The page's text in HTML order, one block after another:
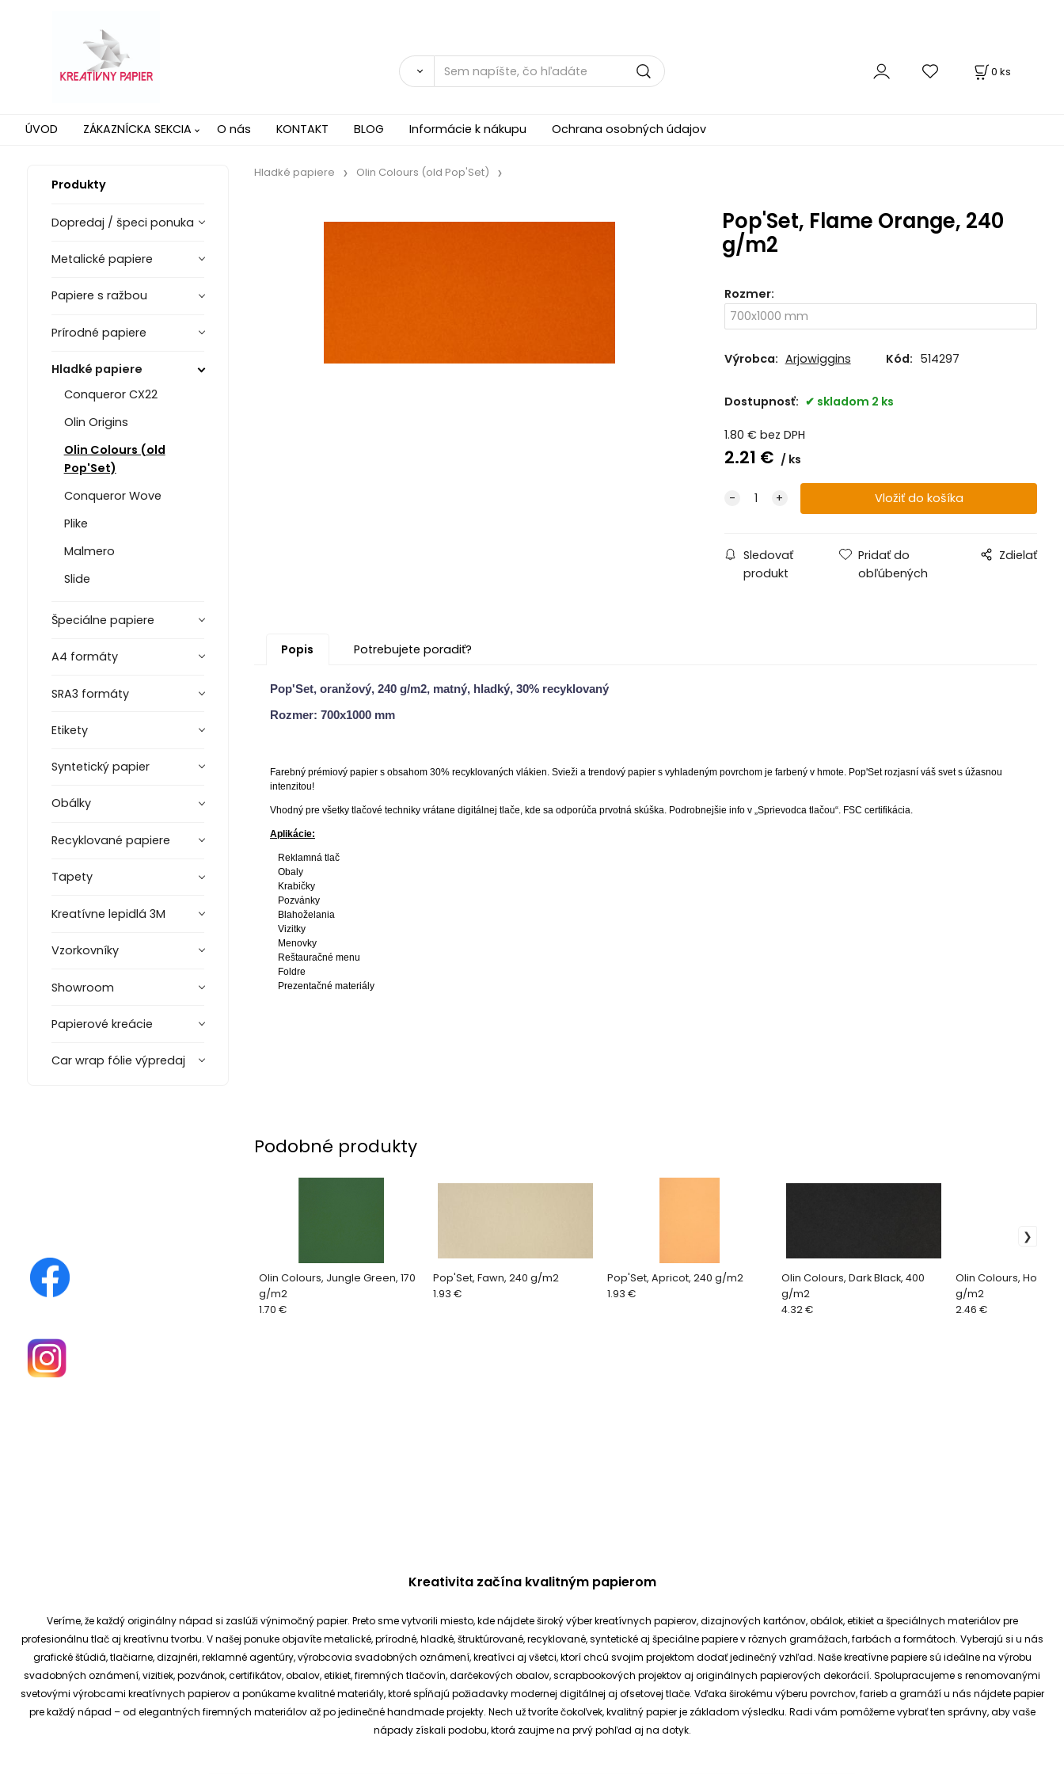
0 ks
ÚVOD ZÁKAZNÍCKA SEKCIA O nás KONTAKT BLOG Informácie k nákupu Ochrana osobných údajov
Produkty
Dopredaj / špeci ponuka
Metalické papiere
Papiere s ražbou
Prírodné papiere
Hladké papiere
Conqueror CX22
Olin Origins
Olin Colours (old
Pop'Set)
Conqueror Wove
Plike
Malmero
Slide
Špeciálne papiere
A4 formáty
SRA3 formáty
Etikety
Syntetický papier
Obálky
Recyklované papiere
Tapety
Kreatívne lepidlá 3M
Vzorkovníky
Showroom
Papierové kreácie
Car wrap fólie výpredaj
Hladké papiere Olin Colours (old Pop'Set)
Pop'Set, Flame Orange, 240
g/m2
Rozmer:
Výrobca: Arjowiggins Kód: 514297
Dostupnosť: skladom 2 ks
1.80 € bez DPH
2.21 € ks
Sledovať
produkt
Pridať do
obľúbených
Zdielať
Popis Potrebujete poradiť?
Pop'Set, oranžový, 240 g/m2, matný, hladký, 30% recyklovaný
Rozmer: 700x1000 mm
Farebný prémiový papier s obsahom 30% recyklovaných vlákien. Svieži a trendový papier s vyhladeným povrchom je farbený v hmote. Pop'Set rozjasní váš svet s úžasnou
intenzitou!
Vhodný pre všetky tlačové techniky vrátane digitálnej tlače, kde sa odporúča prvotná skúška. Podrobnejšie info v „Sprievodca tlačou“. FSC certifikácia.
Aplikácie:
Reklamná tlač
Obaly
Krabičky
Pozvánky
Blahoželania
Vizitky
Menovky
Reštauračné menu
Foldre
Prezentačné materiály
Podobné produkty
Olin Colours, Jungle Green, 170
g/m2
1.70 €
Pop'Set, Fawn, 240 g/m2
1.93 €
Pop'Set, Apricot, 240 g/m2
1.93 €
Olin Colours, Dark Black, 400
g/m2
4.32 €
Olin Colours, Hot
g/m2
2.46 €
Kreativita začína kvalitným papierom
Veríme, že každý originálny nápad si zaslúži výnimočný papier. Preto sme vytvorili miesto, kde nájdete široký výber kreatívnych papierov, dizajnových kartónov, obálok, etikiet a špeciálnych materiálov pre
profesionálnu tlač aj kreatívnu tvorbu. V našej ponuke objavíte metalické, prírodné, hladké, štruktúrované, recyklované, syntetické aj špeciálne papiere v rôznych gramážach, farbách a formátoch. Vyberajú si u nás
grafické štúdiá, tlačiarne, dizajnéri, reklamné agentúry, výrobcovia svadobných oznámení, kreatívci aj všetci, ktorí chcú svojim projektom dodať jedinečný vzhľad. Naše kreatívne papiere sú ideálne na výrobu
svadobných oznámení, vizitiek, pozvánok, certifikátov, obalov, etikiet, firemných tlačovín, darčekových obalov, scrapbookových projektov aj originálnych papierových dekorácií. Spolupracujeme s renomovanými
svetovými výrobcami kreatívnych papierov a ponúkame kvalitné materiály, ktoré spĺňajú požiadavky modernej digitálnej aj ofsetovej tlače. Vďaka širokému výberu povrchov, farieb a gramáží u nás nájdete papier
pre každý nápad – od elegantných firemných materiálov až po jedinečné handmade projekty. Nech už tvoríte čokoľvek, kvalitný papier je základom výsledku. Radi vám pomôžeme vybrať ten správny, aby vaše
nápady získali podobu, ktorá zaujme na prvý pohľad aj na dotyk.